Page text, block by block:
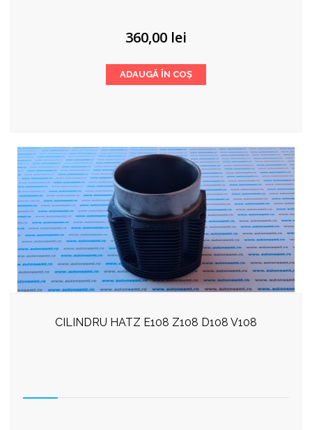
360,00 lei
ADAUGĂ ÎN COȘ
CILINDRU HATZ E108 Z108 D108 V108